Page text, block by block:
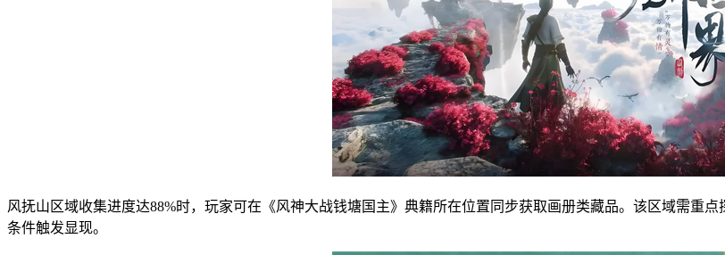
风抚山区域收集进度达88%时，玩家可在《风神大战钱塘国主》典籍所在位置同步获取画册类藏品。该区域需重
条件触发显现。